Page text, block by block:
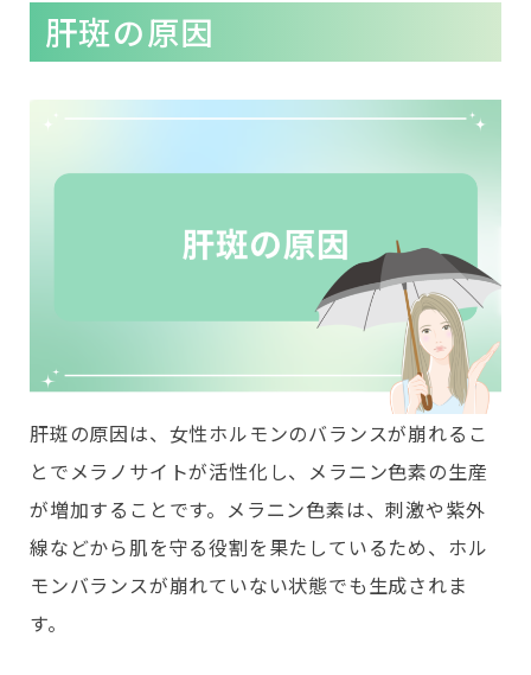
肝斑の原因
肝斑の原因は、女性ホルモンのバランスが崩れるこ
とでメラノサイトが活性化し、メラニン色素の生産
が増加することです。メラニン色素は、刺激や紫外
線などから肌を守る役割を果たしているため、ホル
モンバランスが崩れていない状態でも生成されま
す。